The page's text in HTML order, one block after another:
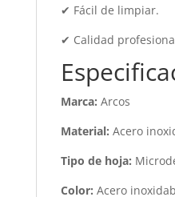
✔ Fácil de limpiar.
✔ Calidad
Marca: Arcos
Material: Acero
Tipo de hoja:
Color: Acero